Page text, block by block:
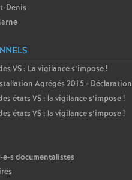
Denis
VS : La vigilance s’impose!
Agrégés 2015 - Déclaration
états VS : la vigilance s’impose!
états VS : la vigilance s’impose!
e-s documentalistes